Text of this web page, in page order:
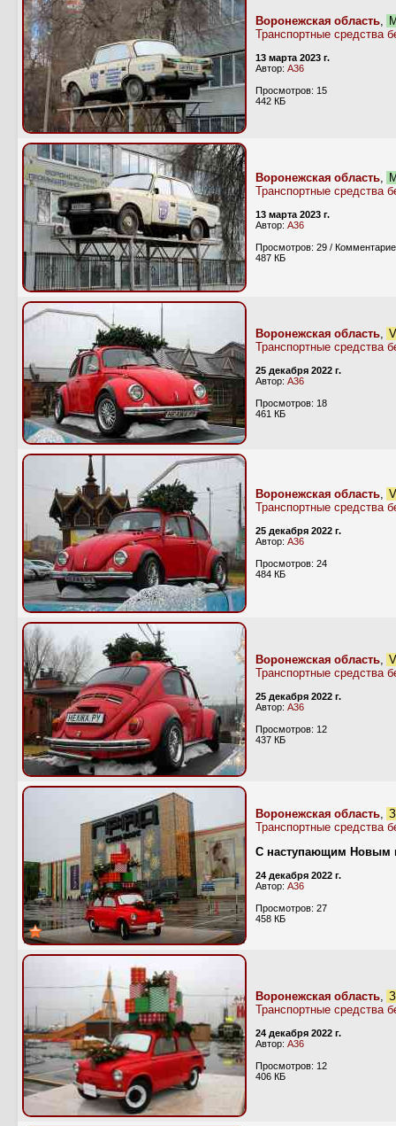
Воронежская область,
Транспортные средства
13 марта 2023 г.
Автор: А36
Просмотров: 15
442 КБ
Воронежская область,
Транспортные средства
13 марта 2023 г.
Автор: А36
Просмотров: 29 /
487 КБ
Воронежская область,
Транспортные средства
25 декабря 2022 г.
Автор: А36
Просмотров: 18
461 КБ
Воронежская область,
Транспортные средства
25 декабря 2022 г.
Автор: А36
Просмотров: 24
484 КБ
Воронежская область,
Транспортные средства
25 декабря 2022 г.
Автор: А36
Просмотров: 12
437 КБ
Воронежская область,
Транспортные средства
С наступающим Новым
24 декабря 2022 г.
Автор: А36
Просмотров: 27
458 КБ
Воронежская область,
Транспортные средства
24 декабря 2022 г.
Автор: А36
Просмотров: 12
406 КБ